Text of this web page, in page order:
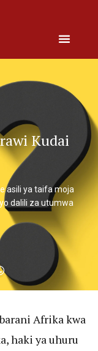
Kudai
asili ya taifa moja
dalili za utumwa
Afrika kwa
haki ya uhuru